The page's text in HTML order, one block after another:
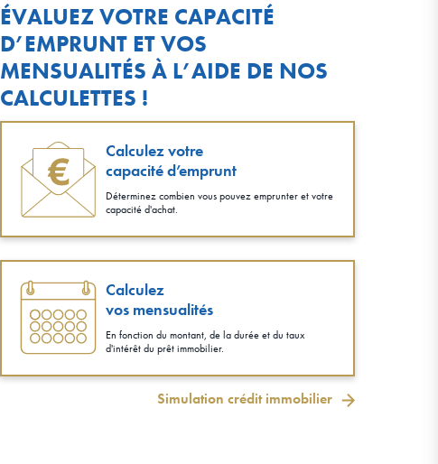
ÉVALUEZ VOTRE CAPACITÉ
D’EMPRUNT ET VOS
MENSUALITÉS À L’AIDE DE NOS
CALCULETTES !
Calculez votre
capacité d’emprunt
Déterminez combien vous pouvez emprunter et votre
capacité d'achat.
Calculez
vos mensualités
En fonction du montant, de la durée et du taux
d'intérêt du prêt immobilier.
Simulation crédit immobilier